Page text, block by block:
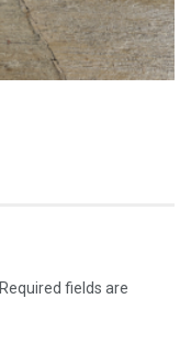
Required fields are